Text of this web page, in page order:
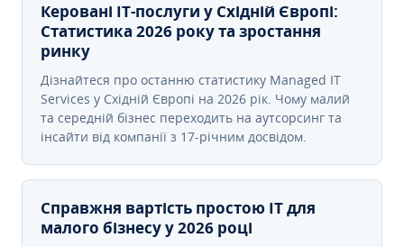
Керовані ІТ-послуги у Східній Європі:
Статистика 2026 року та зростання
ринку
Дізнайтеся про останню статистику Managed IT
Services у Східній Європі на 2026 рік. Чому малий
та середній бізнес переходить на аутсорсинг та
інсайти від компанії з 17-річним досвідом.
Справжня вартість простою IT для
малого бізнесу у 2026 році